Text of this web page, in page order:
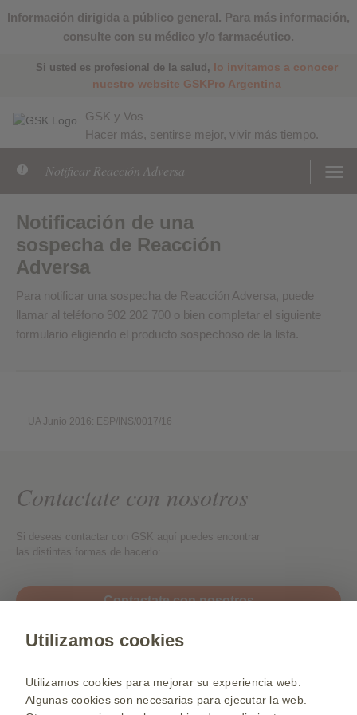
Información dirigida a público general. Para más información,
consulte con su médico y/o farmacéutico.
Si usted es profesional de la salud, lo invitamos a conocer
nuestro website GSKPro Argentina
GSK y Vos
Hacer más, sentirse mejor, vivir más tiempo.
Notificar Reacción Adversa
Notificación de una
sospecha de Reacción
Adversa
Para notificar una sospecha de Reacción Adversa, puede
llamar al teléfono 902 202 700 o bien completar el siguiente
formulario eligiendo el producto sospechoso de la lista.
UA Junio 2016: ESP/INS/0017/16
Contactate con nosotros
Si deseas contactar con GSK aquí puedes encontrar
las distintas formas de hacerlo:
Contactate con nosotros
Selecciona un país
Mapa de la web
Utilizamos cookies
Utilizamos cookies para mejorar su experiencia web.
Algunas cookies son necesarias para ejecutar la web.